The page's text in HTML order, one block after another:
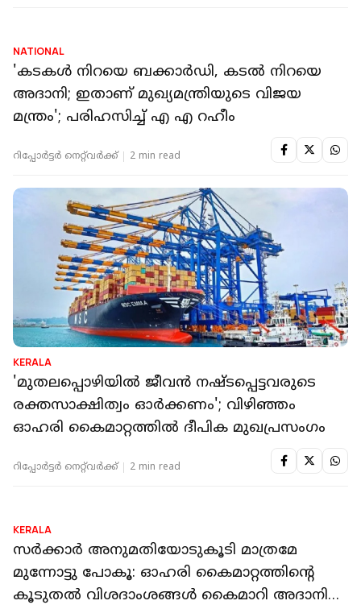
NATIONAL
'കടകള്‍ നിറയെ ബക്കാര്‍ഡി, കടല്‍ നിറയെ
അദാനി; ഇതാണ് മുഖ്യമന്ത്രിയുടെ വിജയ
മന്ത്രം'; പരിഹസിച്ച് എ എ റഹീം
റിപ്പോർട്ടർ നെറ്റ്‌വര്‍ക്ക്‌ 2 min read
'മുതലപ്പൊഴിയിൽ ജീവൻ നഷ്ടപ്പെട്ടവരുടെ
രക്തസാക്ഷിത്വം ഓർക്കണം'; വിഴിഞ്ഞം
ഓഹരി കൈമാറ്റത്തിൽ ദീപിക മുഖപ്രസംഗം